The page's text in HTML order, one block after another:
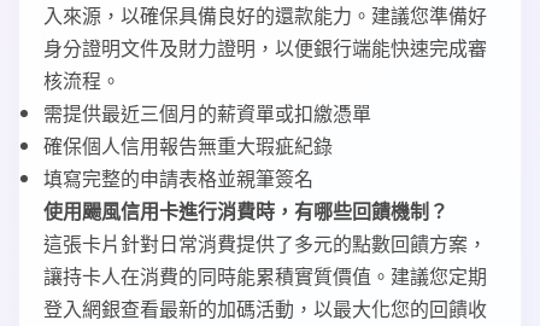
入來源，以確保具備良好的還款能力。建議您準備好
身分證明文件及財力證明，以便銀行端能快速完成審
核流程。
需提供最近三個月的薪資單或扣繳憑單
確保個人信用報告無重大瑕疵紀錄
填寫完整的申請表格並親筆簽名
使用颺風信用卡進行消費時，有哪些回饋機制？
這張卡片針對日常消費提供了多元的點數回饋方案，
讓持卡人在消費的同時能累積實質價值。建議您定期
登入網銀查看最新的加碼活動，以最大化您的回饋收